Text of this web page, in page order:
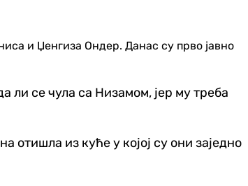
и Џенгиза Ондер. Данас су прво јавно
ли се чула са Низамом, јер му треба
отишла из куће у којој су они заједно